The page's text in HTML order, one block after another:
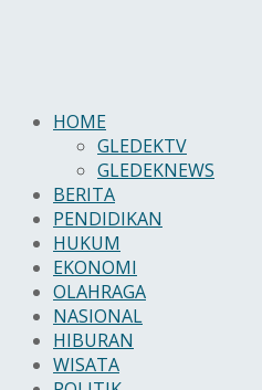
HOME
GLEDEKTV
GLEDEKNEWS
BERITA
PENDIDIKAN
HUKUM
EKONOMI
OLAHRAGA
NASIONAL
HIBURAN
WISATA